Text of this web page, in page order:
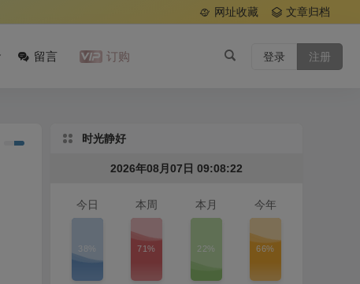
网址收藏 文章归档
留言 订购 登录 注册
时光静好
2026年08月07日 09:08:23
今日
38%
本周
71%
本月
22%
今年
66%